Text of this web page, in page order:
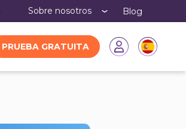
Sobre nosotros Blog
PRUEBA GRATUITA